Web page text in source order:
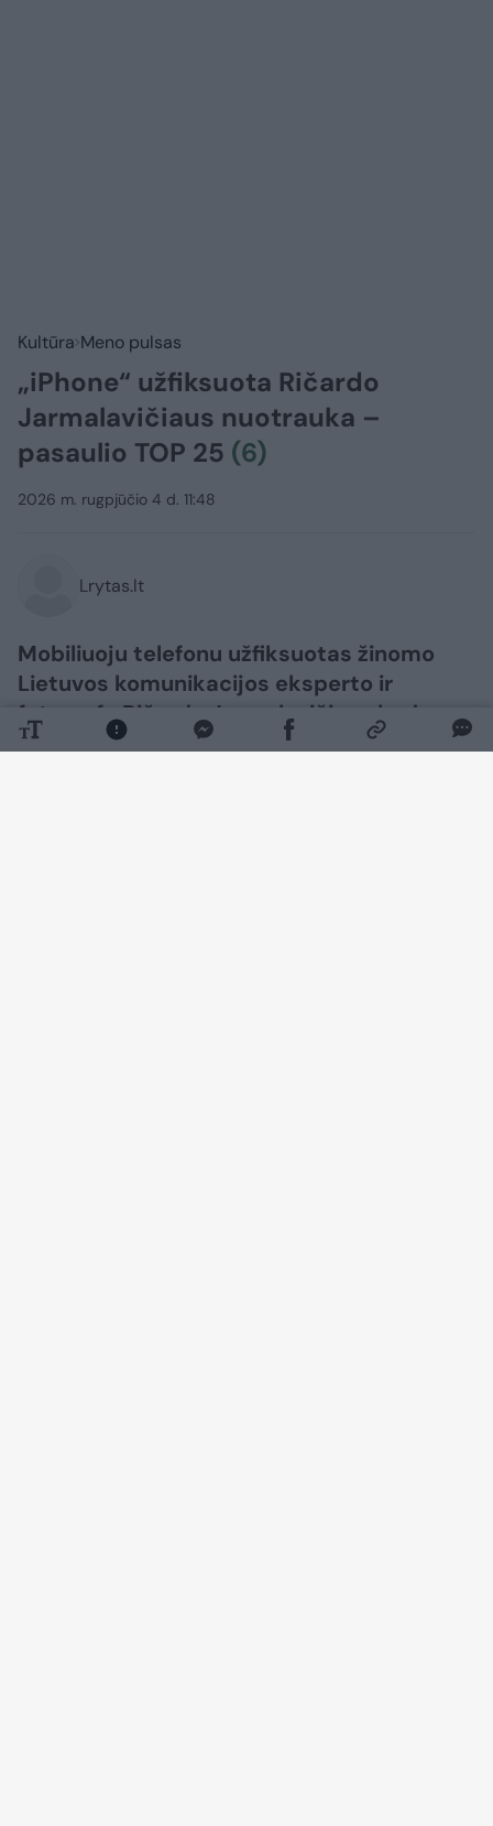
Kultūra Meno pulsas
„iPhone“ užfiksuota Ričardo
Jarmalavičiaus nuotrauka –
pasaulio TOP 25 (6)
2026 m. rugpjūčio 4 d. 11:48
Lrytas.lt
Mobiliuoju telefonu užfiksuotas žinomo
Lietuvos komunikacijos eksperto ir
fotografo Ričardo Jarmalavičiaus kadras
išrinktas tarp 25 geriausių pasaulyje